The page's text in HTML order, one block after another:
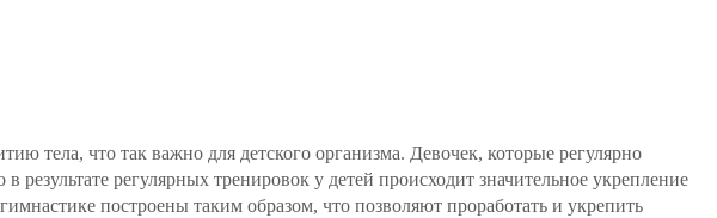
тела, что так важно для детского организма. Девочек, которые регулярно
регулярных тренировок у детей происходит значительное укрепление
построены таким образом, что позволяют проработать и укрепить